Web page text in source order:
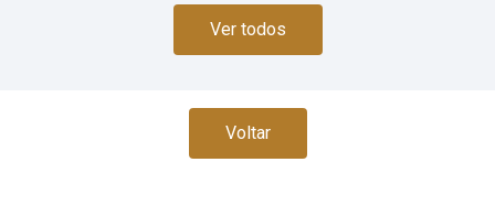
Ver todos
Voltar